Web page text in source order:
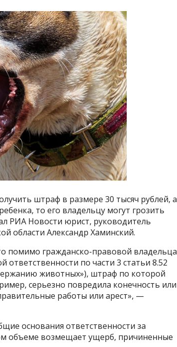
штраф в размере 30 тысяч рублей, а
то его владельцу могут грозить
РИА Новости юрист, руководитель
области Александр Хаминский.
помимо гражданско-правовой владельца
по части 3 статьи 8.52
животных»), штраф по которой
серьезно повредила конечность или
работы или арест», —
основания ответственности за
объеме возмещает ущерб, причиненные